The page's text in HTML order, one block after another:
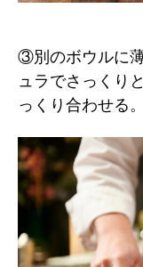
③別のボウルに
ュラでさっくり
っくり合わせる。